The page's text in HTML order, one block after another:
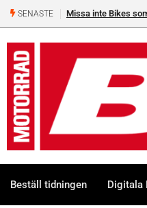
SENASTE Missa inte Bikes
Beställ tidningen Digitala